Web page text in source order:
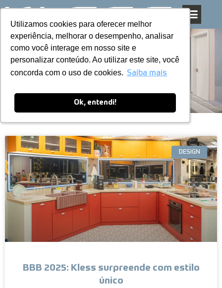
Utilizamos cookies para oferecer melhor
experiência, melhorar o desempenho, analisar
como você interage em nosso site e
personalizar conteúdo. Ao utilizar este site, você
concorda com o uso de cookies. Saiba mais
Ok, entendi!
Utilizamos cookies para oferecer melhor
experiência, melhorar o desempenho, analisar
como você interage em nosso site e
personalizar conteúdo. Ao utilizar este site, você
concorda com o uso de cookies. Saiba mais
Ok, entendi!
Pular
para
o
conteúdo
Blog
DESIGN
BBB 2025: Kless surpreende com estilo
único